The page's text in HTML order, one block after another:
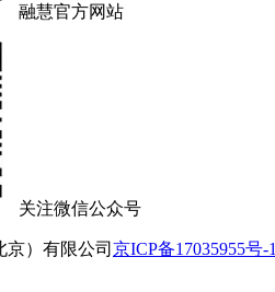
融慧官方网站
关注微信公众号
）有限公司 京ICP备17035955号-1